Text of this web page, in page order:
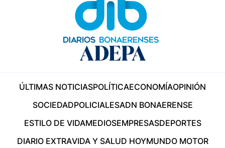
ÚLTIMAS NOTICIASPOLÍTICAECONOMÍAOPINIÓN
SOCIEDADPOLICIALESADN BONAERENSE
ESTILO DE VIDAMEDIOSEMPRESASDEPORTES
DIARIO EXTRAVIDA Y SALUD HOYMUNDO MOTOR